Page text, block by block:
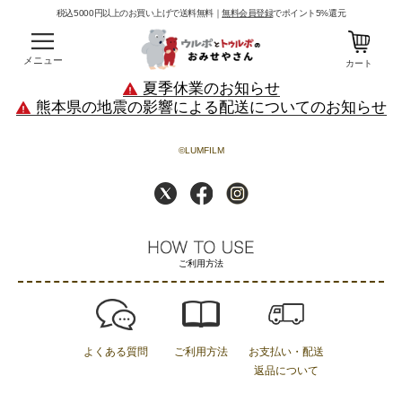
税込5000円以上のお買い上げで送料無料｜無料会員登録でポイント5%還元
メニュー カート
夏季休業のお知らせ
熊本県の地震の影響による配送についてのお知らせ
©LUMFILM
ご利用方法
よくある質問 ご利用方法
お支払い・配送
返品について